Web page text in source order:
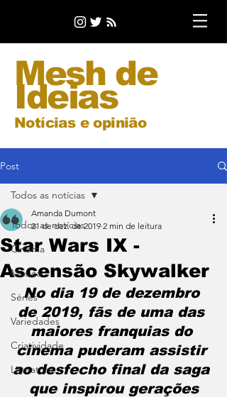
Mesh de
Ideias
Notícias e opinião
Post
Todos as notícias
Cinema
Música
Séries
Variedades
Criatividade
Literatura
Todos as notícias
Star Wars IX -
Ascensão Skywalker
Amanda Dumont
21 de dez. de 2019 2 min de leitura
No dia 19 de dezembro
de 2019, fãs de uma das
maiores franquias do
cinema puderam assistir
ao desfecho final da saga
que inspirou gerações